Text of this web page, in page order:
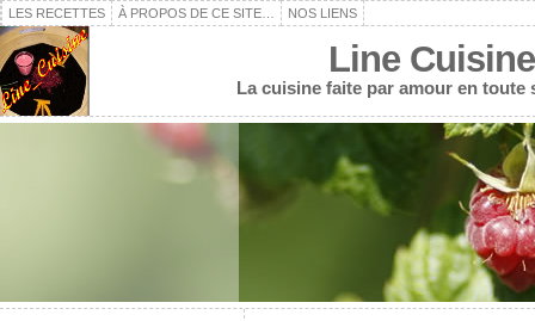
LES RECETTES À PROPOS DE CE SITE… NOS LIENS
Line Cuisine
La cuisine faite par amour en